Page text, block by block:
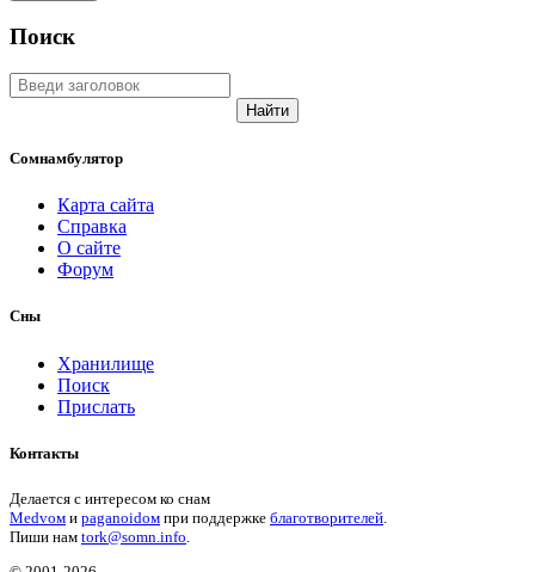
Поиск
Найти
Сомнамбулятор
Карта сайта
Справка
О сайте
Форум
Сны
Хранилище
Поиск
Прислать
Контакты
Делается с интересом ко снам
Medvом и paganoidом при поддержке благотворителей
Пиши нам tork@somn.info